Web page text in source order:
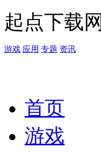
起点下载网
游戏 应用 专题 资讯
首页
游戏